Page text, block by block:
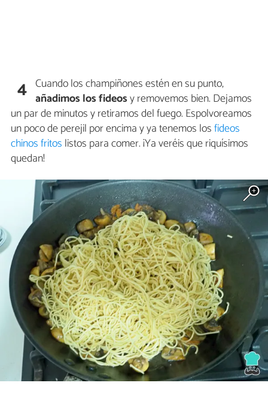
4 Cuando los champiñones estén en su punto,
añadimos los fideosy removemos bien. Dejamos
un par de minutos y retiramos del fuego. Espolvoreamos
un poco de perejil por encima y ya tenemos losfideos
chinos fritos listos para comer. ¡Ya veréis que riquísimos
quedan!